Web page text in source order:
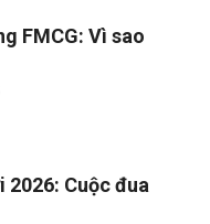
FMCG: Vì sao
2026: Cuộc đua